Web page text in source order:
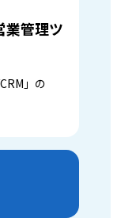
業管理ツ
」の